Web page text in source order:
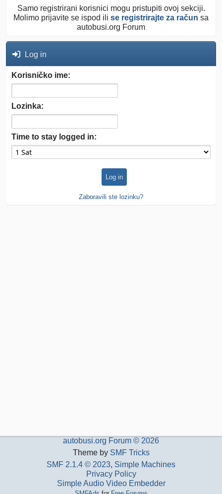
Samo registrirani korisnici mogu pristupiti ovoj sekciji.
Molimo prijavite se ispod ili se registrirajte za račun sa
autobusi.org Forum
Log in
Korisničko ime:
Lozinka:
Time to stay logged in:
Zaboravili ste lozinku?
autobusi.org Forum © 2026
Theme by SMF Tricks
SMF 2.1.4 © 2023, Simple Machines
Privacy Policy
Simple Audio Video Embedder